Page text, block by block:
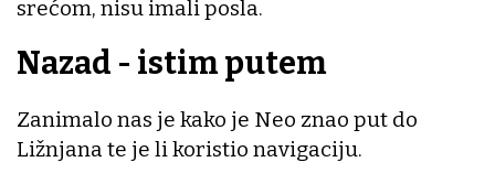
srećom, nisu imali posla.
Nazad - istim putem
Zanimalo nas je kako je Neo znao put do
Ližnjana te je li koristio navigaciju.